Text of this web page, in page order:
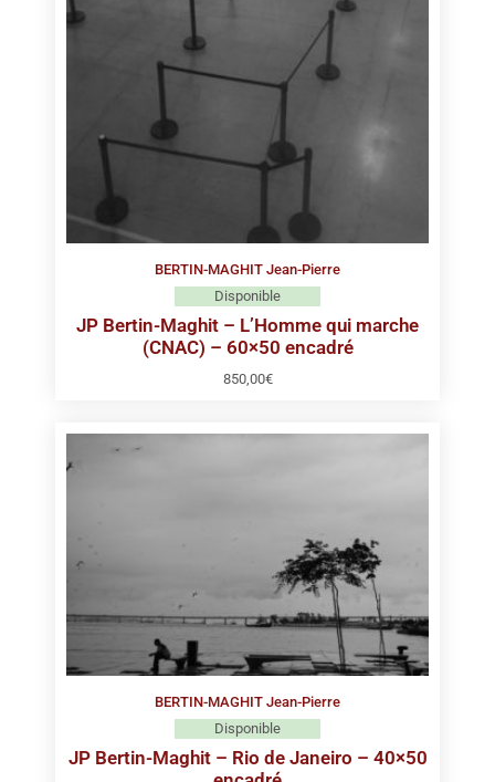
BERTIN-MAGHIT Jean-Pierre
Disponible
JP Bertin-Maghit – L’Homme qui marche
(CNAC) – 60×50 encadré
850,00€
BERTIN-MAGHIT Jean-Pierre
Disponible
JP Bertin-Maghit – Rio de Janeiro – 40×50